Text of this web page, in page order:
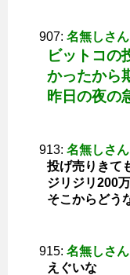
907: 名無しさん
ビットコの
かったから
昨日の夜の
913: 名無しさん
投げ売りきて
ジリジリ200
そこからどう
915: 名無しさん
えぐいな